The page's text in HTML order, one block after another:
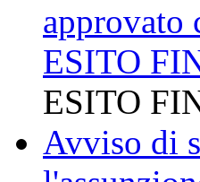
approvato
ESITO
ESITO
Avviso di